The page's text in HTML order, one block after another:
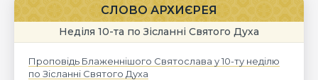
СЛОВО АРХИЄРЕЯ
Неділя 10-та по Зісланні Святого Духа
Проповідь Блаженнішого Святослава у 10-ту неділю
по Зісланні Святого Духа